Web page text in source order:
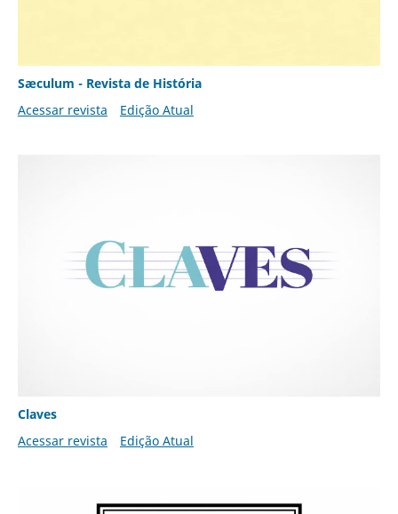
Sæculum - Revista de História
Acessar revista
Edição Atual
Claves
Acessar revista
Edição Atual